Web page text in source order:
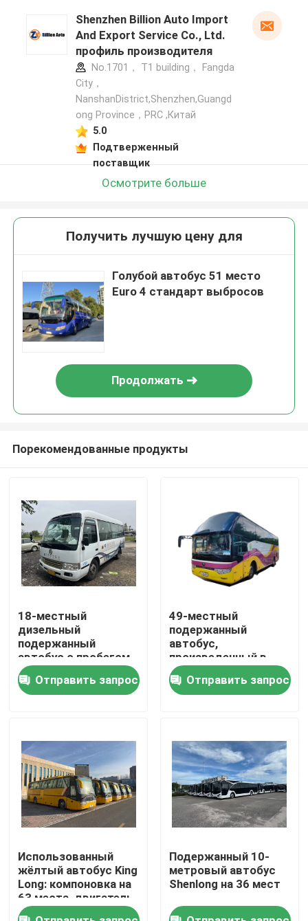
Домой
Продукты
VR-шоу
О нас
Экскурсия по заводу
Контроль качества
Shenzhen Billion Auto Import
And Export Service Co., Ltd.
профиль производителя
No.1701， T1 building， Fangda
City，
NanshanDistrict,Shenzhen,Guangd
ong Province，PRC ,Китай
5.0
Подтверженный
поставщик
Осмотрите больше
Получить лучшую цену для
Голубой автобус 51 место
Euro 4 стандарт выбросов
Продолжать
Порекомендованные продукты
18-местный
дизельный
подержанный
автобус с пробегом
180000 км и 1
дверью Golden
Dragon
Отправить запрос
49-местный
подержанный
автобус,
произведенный в
январе 2013 года
Отправить запрос
Использованный
жёлтый автобус King
Long: компоновка на
63 места, двигатель
Yuchai и
Подержанный 10-
метровый автобус
Shenlong на 36 мест